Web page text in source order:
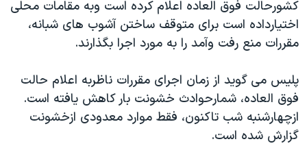
جهش
به
جستجو
ورزشی
گزیده‌ها
ویدیوها
فرهنگ و زندگی
حقوق شهروندی
جام جهانی ۲۰۲۶
عملیات خشم حماسی
بایگانی برنامه‌های تلویزیونی
مستندها
انتخابات ریاست جمهوری آمریکا ۲۰۲۴
فرکانس‌های صدای آمریکا
پخش رادیویی
دنبال کنید
کشورحالت فوق العاده اعلام کرده است وبه مقامات محلی
اختيارداده است برای متوقف ساختن آشوب های شبانه،
مقررات منع رفت وآمد را به مورد اجرا بگذارند.
پليس می گويد از زمان اجرای مقررات ناظربه اعلام حالت
فوق العاده، شمارحوادث خشونت بار کاهش يافته است.
ازچهارشنبه شب تاکنون، فقط موارد معدودی ازخشونت
گزارش شده است.